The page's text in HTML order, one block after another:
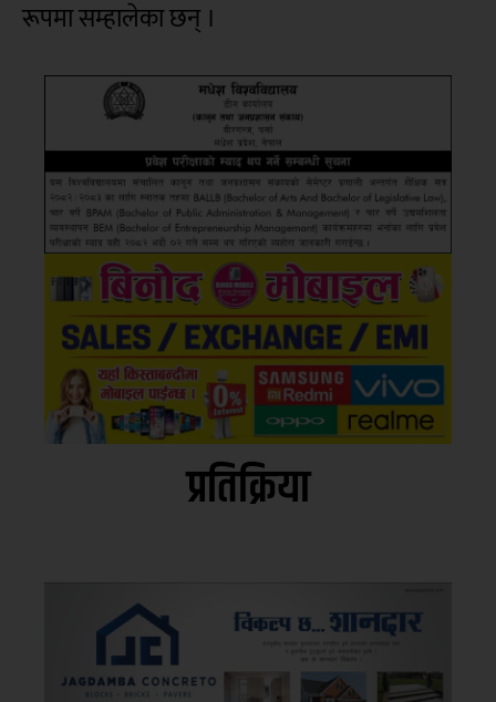
रूपमा सम्हालेका छन् ।
प्रतिक्रिया